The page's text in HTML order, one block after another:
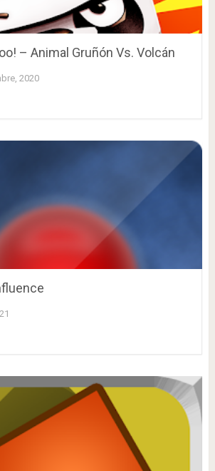
– Animal Gruñón Vs. Volcán
2020